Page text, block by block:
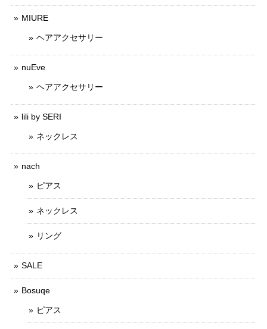
MIURE
ヘアアクセサリー
nuEve
ヘアアクセサリー
lili by SERI
ネックレス
nach
ピアス
ネックレス
リング
SALE
Bosuqe
ピアス